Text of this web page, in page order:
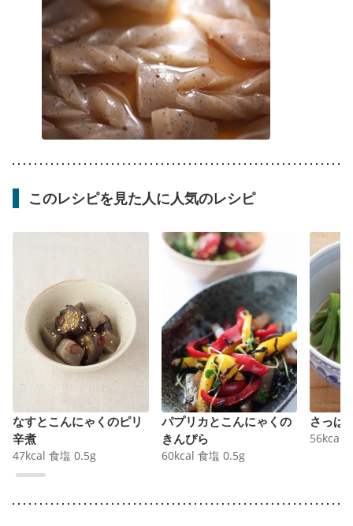
このレシピを見た人に人気のレシピ
なすとこんにゃくのピリ
辛煮
47kcal 食塩 0.5g
パプリカとこんにゃくの
きんぴら
60kcal 食塩 0.5g
さっぱ
56kcal